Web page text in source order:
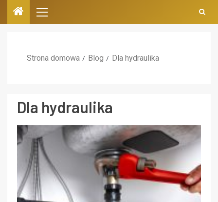
Strona domowa Blog Dla hydraulika
Dla hydraulika